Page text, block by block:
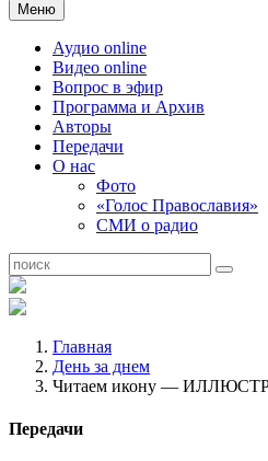
Меню
Аудио online
Видео online
Вопрос в эфир
Программа и Архив
Авторы
Передачи
О нас
Фото
«Голос Православия»
СМИ о радио
Главная
День за днем
Читаем икону —
Передачи